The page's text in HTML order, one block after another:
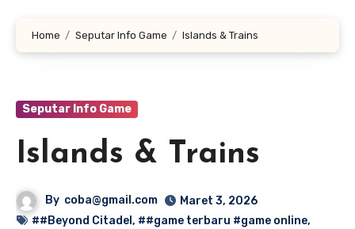
Home Seputar Info Game Islands & Trains
Seputar Info Game
Islands & Trains
By coba@gmail.com
Maret 3, 2026
##Beyond Citadel , ##game terbaru #game online,